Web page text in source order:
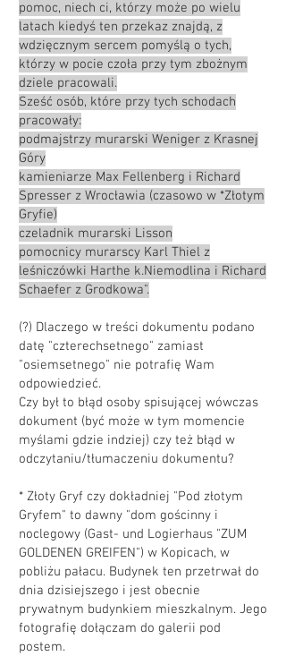
pomoc, niech ci, którzy może po wielu
latach kiedyś ten przekaz znajdą, z
wdzięcznym sercem pomyślą o tych,
którzy w pocie czoła przy tym zbożnym
dziele pracowali.
Sześć osób, które przy tych schodach
pracowały:
podmajstrzy murarski Weniger z Krasnej
Góry
kamieniarze Max Fellenberg i Richard
Spresser z Wrocławia (czasowo w *Złotym
Gryfie)
czeladnik murarski Lisson
pomocnicy murarscy Karl Thiel z
leśniczówki Harthe k.Niemodlina i Richard
Schaefer z Grodkowa".
(?) Dlaczego w treści dokumentu podano
datę "czterechsetnego" zamiast
"osiemsetnego" nie potrafię Wam
odpowiedzieć.
Czy był to błąd osoby spisującej wówczas
dokument (być może w tym momencie
myślami gdzie indziej) czy też błąd w
odczytaniu/tłumaczeniu dokumentu?
* Złoty Gryf czy dokładniej "Pod złotym
Gryfem" to dawny "dom gościnny i
noclegowy (Gast- und Logierhaus "ZUM
GOLDENEN GREIFEN") w Kopicach, w
pobliżu pałacu. Budynek ten przetrwał do
dnia dzisiejszego i jest obecnie
prywatnym budynkiem mieszkalnym. Jego
fotografię dołączam do galerii pod
postem.